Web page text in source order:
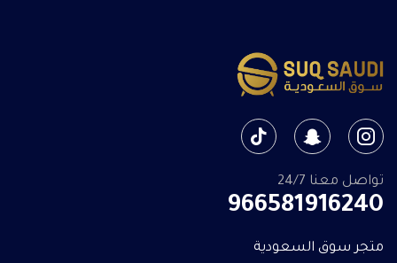
تواصل معنا 24/7
966581916240
متجر سوق السعودية